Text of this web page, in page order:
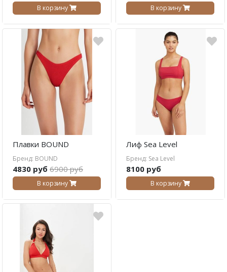
В корзину В корзину
Плавки BOUND
Бренд: BOUND
4830 руб 6900 руб
В корзину
Лиф Sea Level
Бренд: Sea Level
8100 руб
В корзину